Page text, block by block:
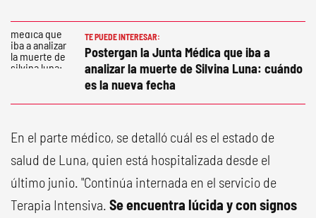
TE PUEDE INTERESAR:
Postergan la Junta Médica que iba a
analizar la muerte de Silvina Luna: cuándo
es la nueva fecha
En el parte médico, se detalló cuál es el estado de
salud de Luna, quien está hospitalizada desde el
último junio. "Continúa internada en el servicio de
Terapia Intensiva. Se encuentra lúcida y con signos